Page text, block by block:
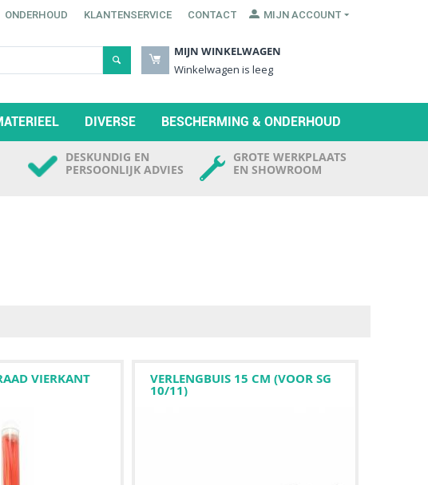
ONDERHOUD KLANTENSERVICE CONTACT MIJN ACCOUNT
MIJN WINKELWAGEN
Winkelwagen is leeg
DIVERSE BESCHERMING & ONDERHOUD
DESKUNDIG EN
PERSOONLIJK ADVIES
GROTE WERKPLAATS
EN SHOWROOM
VIERKANT VERLENGBUIS 15 CM (VOOR SG
10/11)